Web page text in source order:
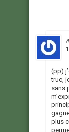
(pp)
truc,
sans
plus